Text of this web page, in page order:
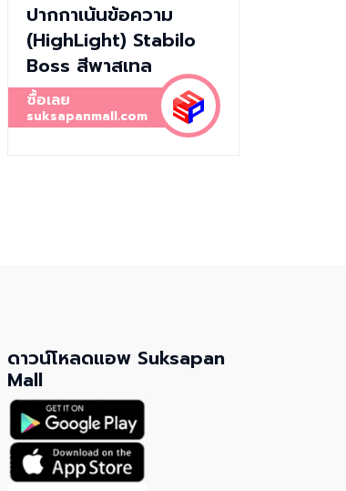
ปากกาเน้นข้อความ
(HighLight) Stabilo
Boss สีพาสเทล
ซื้อเลย
suksapanmall.com
ดาวน์โหลดแอพ Suksapan
Mall